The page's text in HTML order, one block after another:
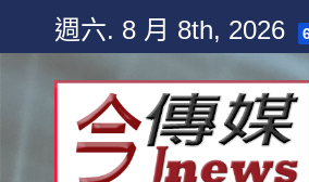
content
週六. 8 月 8th, 2026